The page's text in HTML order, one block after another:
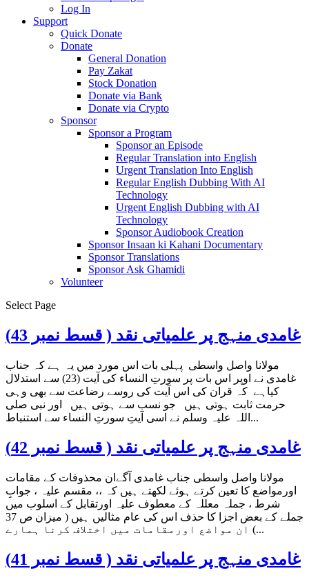
Log In
Support
Quick Donate
Donate
General Donation
Pay Zakat
Stock Donation
Donate via Bank
Donate via Crypto
Sponsor
Sponsor a Program
Sponsor an Episode
Regular Translation into English
Urgent Translation Into English
Regular English Dubbing With AI
Technology
Urgent English Dubbing with AI
Technology
Sponsor Audiobook Creation
Sponsor Insaan ki Kahani Documentary
Sponsor Translations
Sponsor Ask Ghamidi
Volunteer
Select Page
غامدی منہج پر علمیاتی نقد ( قسط نمبر 43)
مولانا واصل واسطی پہلی بات اس مورد میں یہ ہے کہ جناب
غامدی نے اوپر اس بات پر سورتِ النساء کی آیت (23) سے استدلال
کیاہے کہ قران کی اس آیت کی روسے رضاعت سے بھی وہی
حرمت ثابت ہوتی ہیں جو نسب سے ہوتی ہیں اور نبی صلی
اللہ علیہ وسلم نے اسی آیتِ سورتِ النساء سے استنباط...
غامدی منہج پر علمیاتی نقد ( قسط نمبر 42)
مولانا واصل واسطی جناب غامدی آگےان محذوفات کے مقامات
اورمواضع کا تعین کرتے ہوئے لکھتے ہیں کہ ،، مقسم علیہ ، جوابِ
شرط ، جملہ معللہ کے معطوف علیہ اورتقابل کے اسلوب میں
جملے کے بعض اجزا کا حذف اس کی عام مثالیں ہیں ( میزان ص 37
) ان مواضع اورمقامات میں اختلاف کرنا ہمارے...
غامدی منہج پر علمیاتی نقد ( قسط نمبر 41)